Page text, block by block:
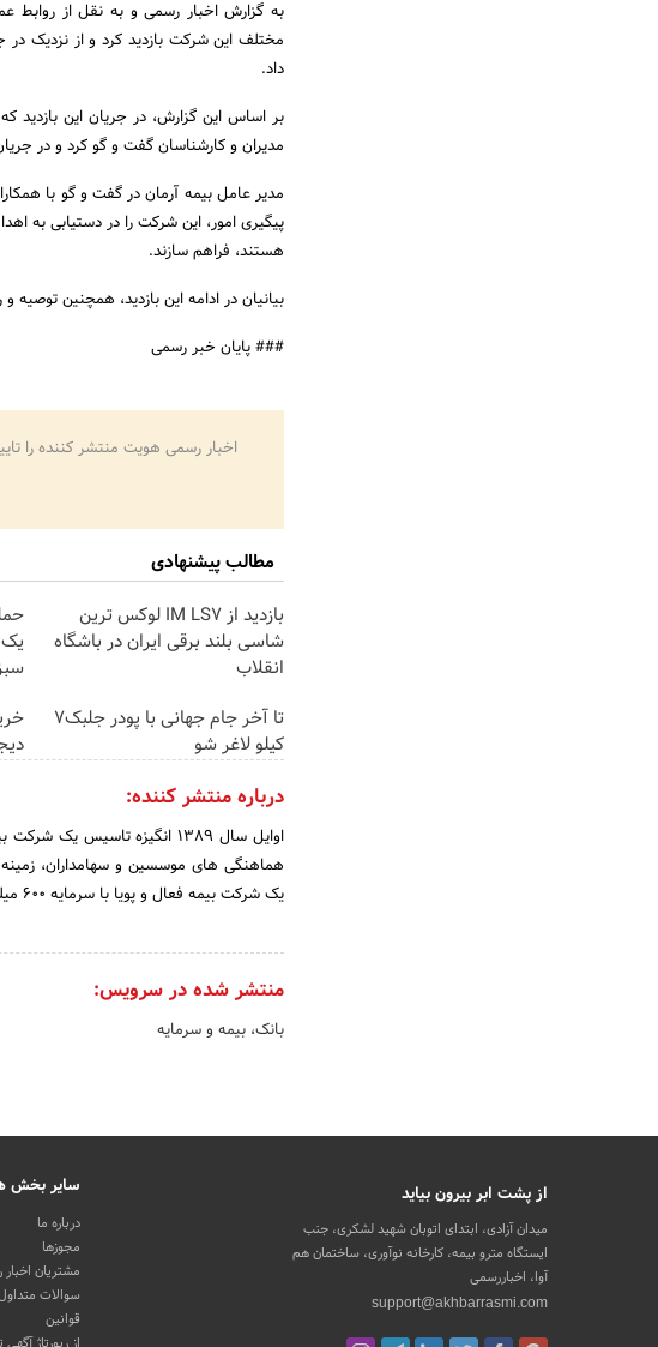
به گزارش اخبار رسمی و به نقل از روابط
مختلف این شرکت بازدید کرد و از نزدیک در
داد.
بر اساس این گزارش، در جریان این بازدید
مدیران و کارشناسان گفت و گو کرد و در
مدیر عامل بیمه آرمان در گفت و گو با
پیگیری امور، این شرکت را در دستیابی به
هستند، فراهم سازند.
بیانیان در ادامه این بازدید، همچنین توصیه
### پایان خبر رسمی
اخبار رسمی هویت منتشر کننده را
مطالب پیشنهادی
بازدید از IM LS7 لوکس ترین
شاسی بلند برقی ایران در باشگاه
انقلاب
تا آخر جام جهانی با پودر جلبک7
کیلو لاغر شو
درباره منتشر کننده:
اوایل سال 1389 انگیزه
هماهنگی های موسسین و سهامداران،
یک شرکت بیمه فعال و پویا با سرمایه 600 میلیارد ریال فراهم گردید.
منتشر شده در سرویس:
بانک، بیمه و سرمایه
از پشت ابر بیرون بیاید
میدان آزادی، ابتدای اتوبان شهید لشکری، جنب
ایستگاه مترو بیمه، کارخانه نوآوری، ساختمان هم
آوا، اخباررسمی
support@akhbarrasmi.com
سایر بخش
درباره ما
مجوزها
مشتریان
سوالات
قوانین